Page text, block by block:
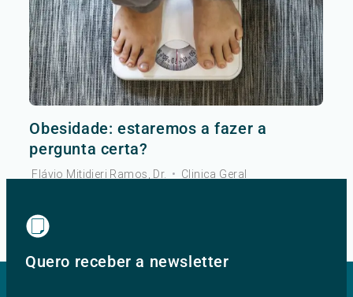
Obesidade: estaremos a fazer a
pergunta certa?
Flávio Mitidieri Ramos, Dr. • Clinica Geral
Quero receber a newsletter